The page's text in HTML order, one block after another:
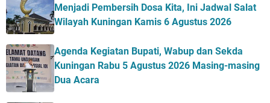
Menjadi Pembersih Dosa Kita, Ini Jadwal Salat
Wilayah Kuningan Kamis 6 Agustus 2026
Agenda Kegiatan Bupati, Wabup dan Sekda
Kuningan Rabu 5 Agustus 2026 Masing-masing
Dua Acara